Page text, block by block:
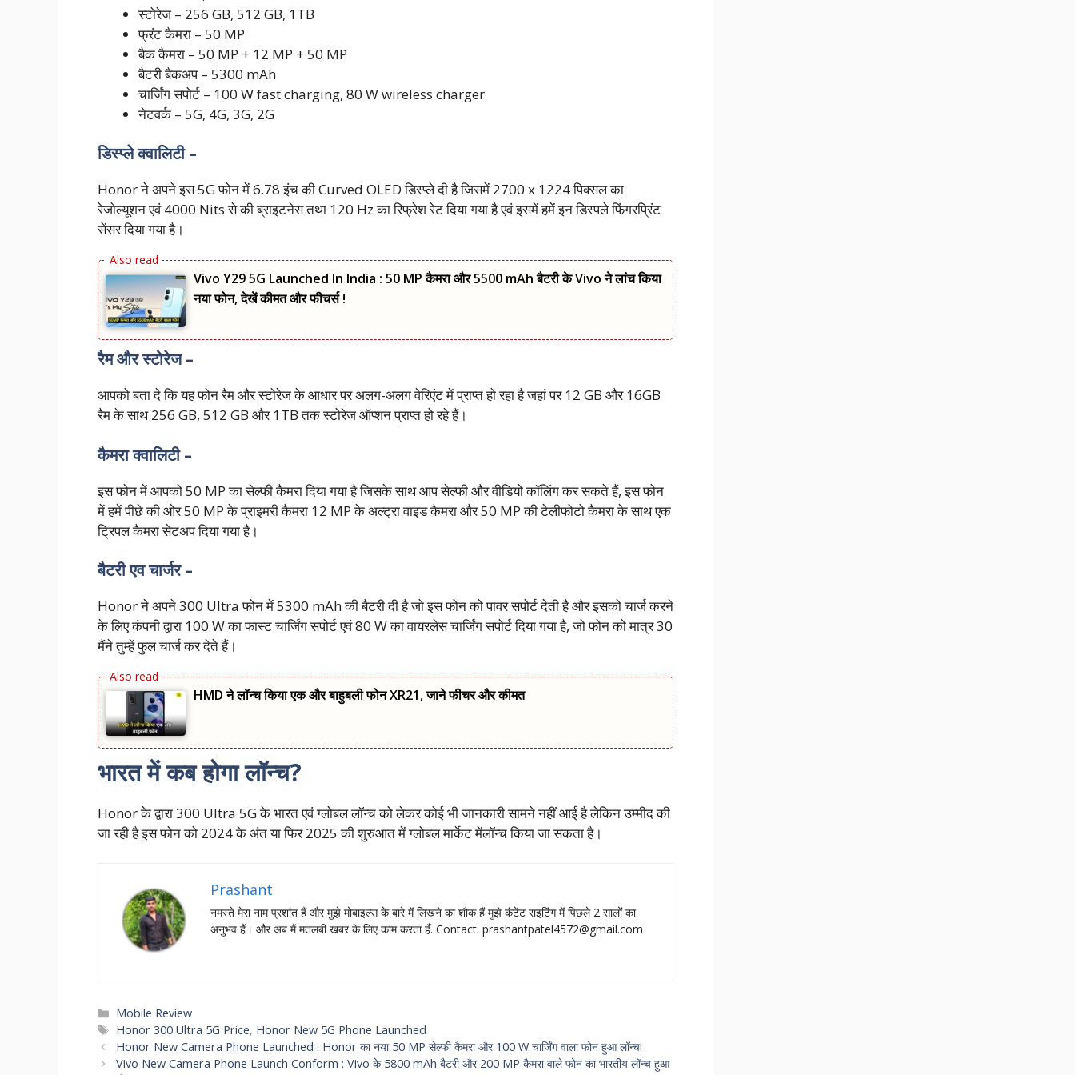
स्टोरेज – 256 GB, 512 GB, 1TB
फ्रंट कैमरा – 50 MP
बैक कैमरा – 50 MP + 12 MP + 50 MP
बैटरी बैकअप – 5300 mAh
चार्जिंग सपोर्ट – 100 W fast charging,‌ 80 W wireless charger
नेटवर्क – 5G, 4G, 3G, 2G
डिस्प्ले क्वालिटी –
Honor ने अपने इस 5G फोन में 6.78 इंच की Curved OLED डिस्प्ले दी है जिसमें 2700 x 1224 पिक्सल का
रेजोल्यूशन एवं 4000 Nits से की ब्राइटनेस तथा 120 Hz का रिफ्रेश रेट दिया गया है एवं इसमें हमें इन डिस्पले फिंगरप्रिंट
सेंसर दिया गया है।
Vivo Y29 5G Launched In India : 50 MP कैमरा और 5500 mAh बैटरी के Vivo ने लांच किया
नया फोन, देखें कीमत और फीचर्स !
रैम और स्टोरेज –
आपको बता दे कि यह फोन रैम और स्टोरेज के आधार पर अलग-अलग वेरिएंट में प्राप्त हो रहा है जहां पर 12 GB और 16GB
रैम के साथ 256 GB, 512 GB और 1TB तक स्टोरेज ऑप्शन प्राप्त हो रहे हैं।
कैमरा क्वालिटी –
इस फोन में आपको 50 MP का सेल्फी कैमरा दिया गया है जिसके साथ आप सेल्फी और वीडियो कॉलिंग कर सकते हैं, इस फोन
में हमें पीछे की ओर 50 MP के प्राइमरी कैमरा 12 MP के अल्ट्रा वाइड कैमरा और 50 MP की टेलीफोटो कैमरा के साथ एक
ट्रिपल कैमरा सेटअप दिया गया है।
बैटरी एव चार्जर –
Honor ने अपने 300 Ultra फोन में 5300 mAh की बैटरी दी है जो इस फोन को पावर सपोर्ट देती है और इसको चार्ज करने
के लिए कंपनी द्वारा 100 W का फास्ट चार्जिंग सपोर्ट एवं 80 W का वायरलेस चार्जिंग सपोर्ट दिया गया है, जो फोन को मात्र 30
मैंने तुम्हें फुल चार्ज कर देते हैं।
HMD ने लॉन्च किया एक और बाहुबली फोन XR21, जाने फीचर और कीमत
भारत में कब होगा लॉन्च?
Honor के द्वारा 300 Ultra 5G के भारत एवं ग्लोबल लॉन्च को लेकर कोई भी जानकारी सामने नहीं आई है लेकिन उम्मीद की
जा रही है इस फोन को 2024 के अंत या फिर 2025 की शुरुआत में ग्लोबल मार्केट मेंलॉन्च किया जा सकता है।
Prashant
नमस्‍ते मेरा नाम प्रशांत हैं और मुझे मोबाइल्‍स के बारे में लिखने का शौक हैं मुझे कंटेंट राइटिंग में पिछले 2 सालों का
अनुभव हैं। और अब मैं मतलबी खबर के लिए काम करता हँ. Contact: prashantpatel4572@gmail.com
Categories
Mobile Review
Tags
Honor 300 Ultra 5G Price, Honor New 5G Phone Launched
Honor New Camera Phone Launched : Honor का नया 50 MP सेल्फी कैमरा और 100 W चार्जिंग वाला फोन हुआ लॉन्च!
Vivo New Camera Phone Launch Conform : Vivo के 5800 mAh बैटरी और 200 MP कैमरा वाले फोन का भारतीय लॉन्च हुआ